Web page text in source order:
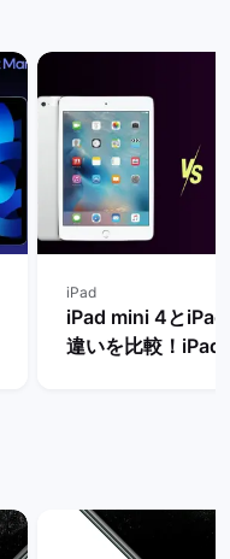
iPad
iPad mini 4と
違いを比較！iPad